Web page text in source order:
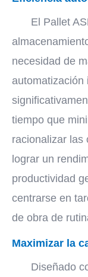
El Pallet
necesidad de
automatización
tiempo que
racionalizar las
lograr un
productividad
centrarse en
de obra de
Maximizar la
Diseñado